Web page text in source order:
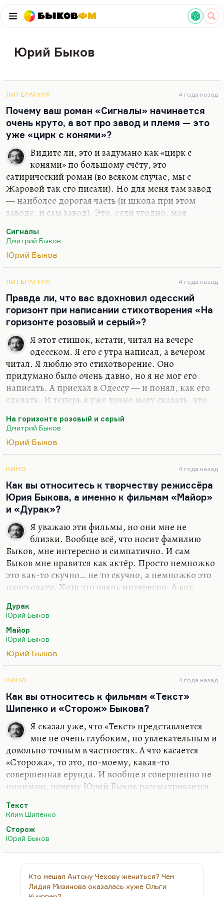
БыковФМ
Юрий Быков
ЛИТЕРАТУРА 4 года назад
Почему ваш роман «Сигналы» начинается
очень круто, а вот про завод и племя — это
уже «цирк с конями»?
Видите ли, это и задумано как «цирк с
конями» по большому счёту, это
сатирический роман (во всяком случае, мы с
Жаровой так его писали). Но для меня там завод
— наиболее дорогая часть (и школа при этом
заводе, и сам завод). Это, если угодно, моя
сам себя,— это моя любимая идея. Главная цель
этого завода — не производство сложного
механизма. Там как раз, по-моему, он
жужжащих шестерёнок. Он производит
атмосферу. И всякий завод производит только
сам себя. И всякая страна производит только сама
себя. В этом смысле сейчас у России, конечно,
неважное производство.
Сигналы
Дмитрий Быков
Юрий Быков
ЛИТЕРАТУРА 4 года назад
Правда ли, что вас вдохновил одесский
горизонт при написании стихотворения «На
горизонте розовый и серый»?
Я этот стишок, кстати, читал на вечере
одесском. Я его с утра написал, а вечером
читал. Я люблю это стихотворение. Оно
придумано было очень давно, но я не мог его
написать. А приехал в Одессу — и понял, как его
сделать. И теперь я уже точно могу сказать, что
она по этому стихотворению будет носить
название «Если нет». Сначала я думал, что это
будет название «Счастье» (там есть такой
совершенно точно знаю, что эта вещь будет
называться «Если нет». Это довольно большая
новая книжка стихов, где будет сплошная
лирика. Кого-то, может быть, это огорчит, кто
уже привык думать обо мне как о поэтическом
фельетонисте. Ну что ж…
На горизонте розовый и серый
Дмитрий Быков
Юрий Быков
КИНО 4 года назад
Как вы относитесь к творчеству режиссёра
Юрия Быкова, а именно к фильмам «Майор»
и «Дурак»?
Я уважаю эти фильмы, но они мне не
близки. Вообще всё, что носит фамилию
Быков, мне интересно и симпатично. И сам
Быков мне нравится как актёр. Просто немножко
это как-то скучно… не то скучно, а немножко это
плосковато. Хотя это очень интересно. А вот
совсем не нравится. При том, что я обожаю
Хабенского, он мой любимый актёр. И он честно
пытается этот сериал спасти, потому что, как
говорил Белинский про Пушкина: «Есть такие
люди, которые ничего не умеют делать плохо».
моему, ужасный.
Дурак
Юрий Быков
Майор
Юрий Быков
Юрий Быков
КИНО 4 года назад
Как вы относитесь к фильмам «Текст»
Шипенко и «Сторож» Быкова?
Я сказал уже, что «Текст» представляется
мне не очень глубоким, но увлекательным и
довольно точным в частностях. А что касается
«Сторожа», то это, по-моему, какая-то
совершенная ерунда. И вообще я совершенно не
понимаю, почему Юрий Быков рассматривается
чересчур плоская, плакатная манера, да и
комментариями посмотрел эту версию, и мне
показалось, что фильм «Сторож» — это какой-то
отсутствия.
Текст
Клим Шипенко
Сторож
Юрий Быков
Кто мешал Антону Чехову жениться? Чем
Лидия Мизинова оказалась хуже Ольги